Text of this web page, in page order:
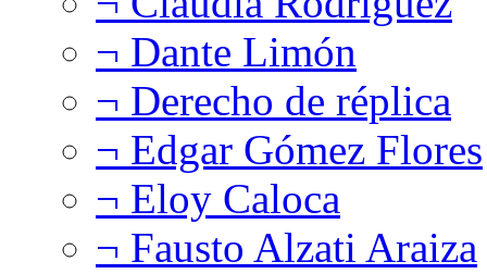
¬ Dante Limón
¬ Derecho de réplica
¬ Edgar Gómez Flores
¬ Eloy Caloca
¬ Fausto Alzati Araiza